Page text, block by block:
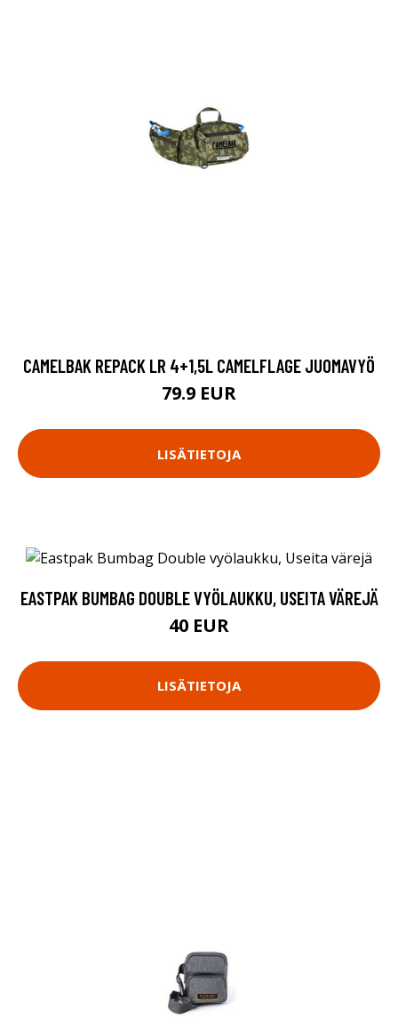
CAMELBAK REPACK LR 4+1,5L CAMELFLAGE JUOMAVYÖ
79.9 EUR
LISÄTIETOJA
EASTPAK BUMBAG DOUBLE VYÖLAUKKU, USEITA VÄREJÄ
40 EUR
LISÄTIETOJA